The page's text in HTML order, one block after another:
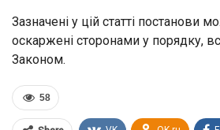
Зазначені у цій статті постанови
оскаржені сторонами у порядку,
Законом.
58